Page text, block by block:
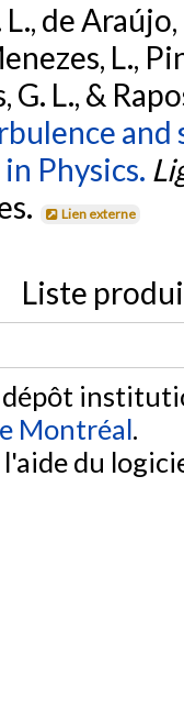
L., de
L.,
G. L., &
and
Physics.
Lien externe
Liste
Montréal.
du